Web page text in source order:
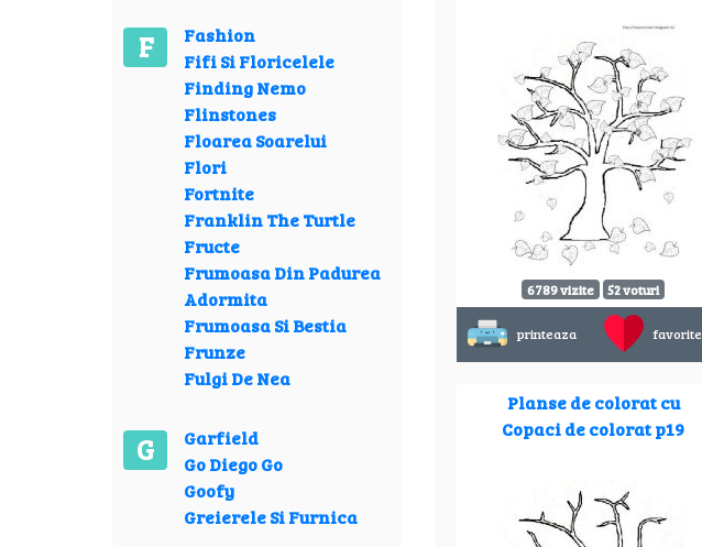
F
Fashion
Fifi Si Floricelele
Finding Nemo
Flinstones
Floarea Soarelui
Flori
Fortnite
Franklin The Turtle
Fructe
Frumoasa Din Padurea
Adormita
Frumoasa Si Bestia
Frunze
Fulgi De Nea
G
Garfield
Go Diego Go
Goofy
Greierele Si Furnica
6789 vizite 52 voturi
printeaza favorite
Planse de colorat cu
Copaci de colorat p19